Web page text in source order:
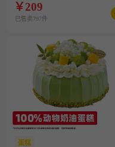
￥209
已售卖797件
蛋糕